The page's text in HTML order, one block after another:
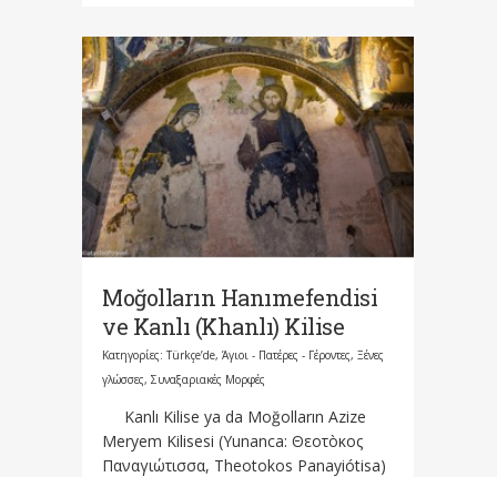
Moğolların Hanımefendisi
ve Kanlı (Khanlı) Kilise
Κατηγορίες:Türkçe’de, Άγιοι - Πατέρες - Γέροντες, Ξένες
γλώσσες, Συναξαριακές Μορφές
Kanlı Kilise ya da Moğolların Azize
Meryem Kilisesi (Yunanca: Θεοτòκος
Παναγιώτισσα, Theotokos Panayiótisa)